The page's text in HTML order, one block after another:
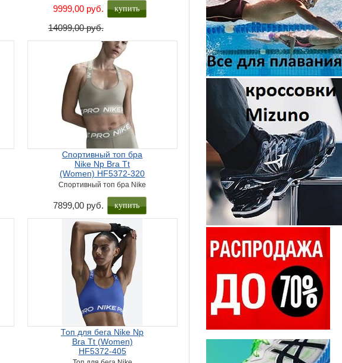
9999,00 руб.
14099,00 руб.
купить
Спортивный топ бра
Nike Np Bra Tt
(Women) HF5372-320
Спортивный топ бра Nike
7899,00 руб. купить
Топ для бега Nike Np
Bra Tt (Women)
HF5372-405